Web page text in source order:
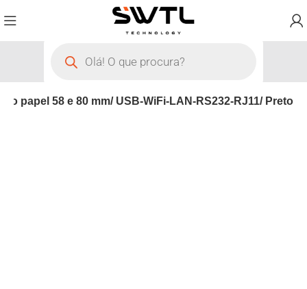
papel 58 e 80 mm/ USB-WiFi-LAN-RS232-RJ11/ Preto